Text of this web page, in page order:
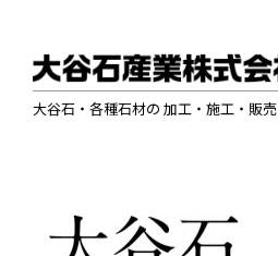
大谷石・各種石材の 加工・施工・販売